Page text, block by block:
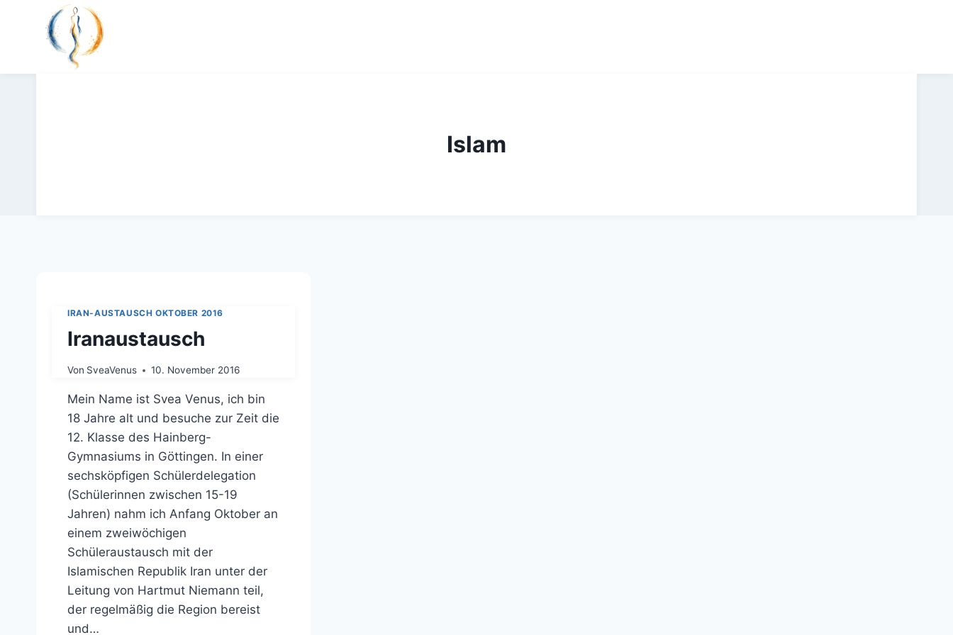
Islam
IRAN-AUSTAUSCH OKTOBER 2016
Iranaustausch
Von SveaVenus 10. November 2016
Mein Name ist Svea Venus, ich bin
18 Jahre alt und besuche zur Zeit die
12. Klasse des Hainberg-
Gymnasiums in Göttingen. In einer
sechsköpfigen Schülerdelegation
(Schülerinnen zwischen 15-19
Jahren) nahm ich Anfang Oktober an
einem zweiwöchigen
Schüleraustausch mit der
Islamischen Republik Iran unter der
Leitung von Hartmut Niemann teil,
der regelmäßig die Region bereist
und…